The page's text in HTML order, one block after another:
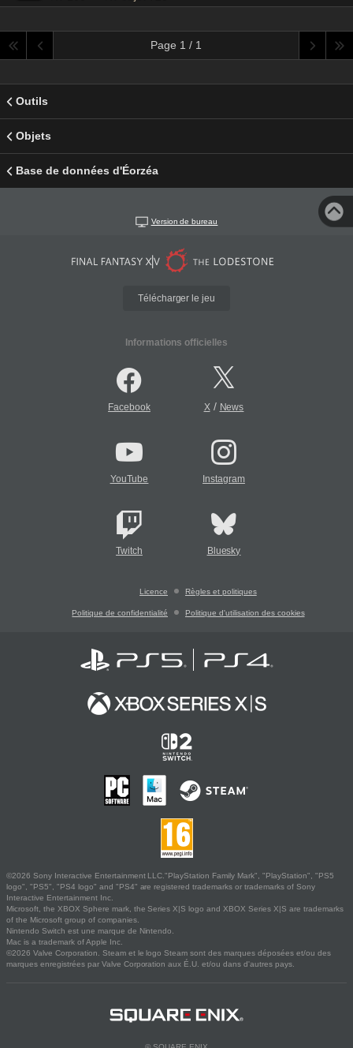
Page 1 / 1
Outils
Objets
Base de données d'Éorzéa
Version de bureau
Télécharger le jeu
Informations officielles
Facebook X/ News
YouTube Instagram
Twitch Bluesky
Licence Règles et politiques
Politique de confidentialité Politique d'utilisation des cookies
©2026 Sony Interactive Entertainment LLC."PlayStation Family Mark", "PlayStation", "PS5
logo", "PS5", "PS4 logo" and "PS4" are registered trademarks or trademarks of Sony
Interactive Entertainment Inc.
Microsoft, the XBOX Sphere mark, the Series X|S logo and XBOX Series X|S are trademarks
of the Microsoft group of companies.
Nintendo Switch est une marque de Nintendo.
Mac is a trademark of Apple Inc.
©2026 Valve Corporation. Steam et le logo Steam sont des marques déposées et/ou des
marques enregistrées par Valve Corporation aux É.U. et/ou dans d'autres pays.